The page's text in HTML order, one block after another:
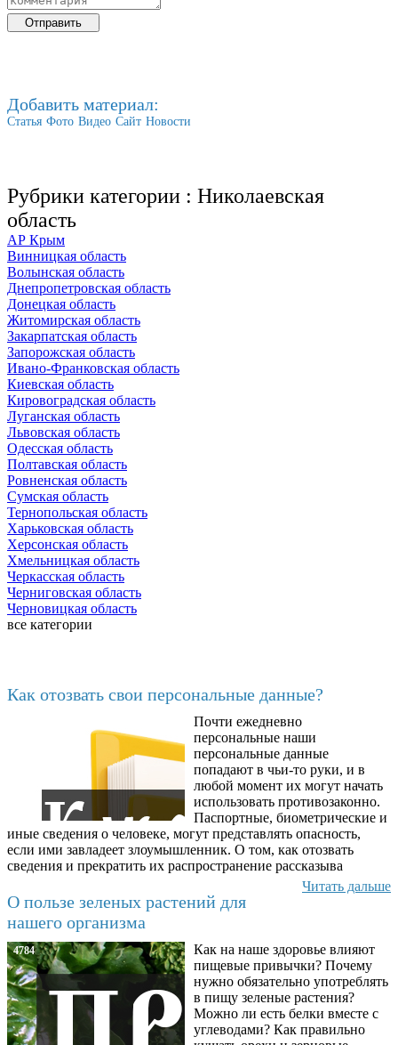
Добавить материал:
Статья Фото Видео Сайт Новости
Рубрики категории : Николаевская
область
АР Крым
Винницкая область
Волынская область
Днепропетровская область
Донецкая область
Житомирская область
Закарпатская область
Запорожская область
Ивано-Франковская область
Киевская область
Кировоградская область
Луганская область
Львовская область
Одесская область
Полтавская область
Ровненская область
Сумская область
Тернопольская область
Харьковская область
Херсонская область
Хмельницкая область
Черкасская область
Черниговская область
Черновицкая область
все категории
Как отозвать свои персональные данные?
Почти ежедневно
персональные наши
персональные данные
попадают в чьи-то руки, и в
любой момент их могут начать
использовать противозаконно.
Паспортные, биометрические и
иные сведения о человеке, могут представлять опасность,
если ими завладеет злоумышленник. О том, как отозвать
сведения и прекратить их распространение рассказыва
Читать дальше
О пользе зеленых растений для
нашего организма
4784
Как на наше здоровье влияют
пищевые привычки? Почему
нужно обязательно употреблять
в пищу зеленые растения?
Можно ли есть белки вместе с
углеводами? Как правильно